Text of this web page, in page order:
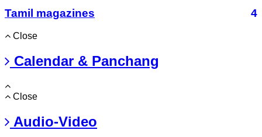
Tamil magazines
4
Close
Calendar & Panchang
Close
Audio-Video